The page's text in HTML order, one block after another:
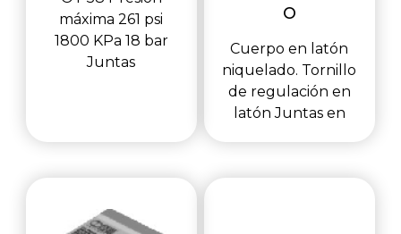
máxima 261 psi
1800 KPa 18 bar
Juntas
O
Cuerpo en latón
niquelado. Tornillo
de regulación en
latón Juntas en